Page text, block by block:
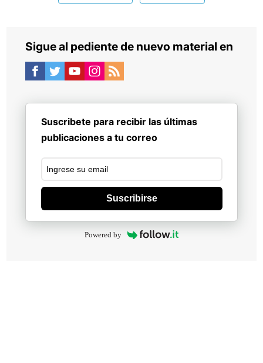
Sigue al pediente de nuevo material en
Suscribete para recibir las últimas
publicaciones a tu correo
Suscribirse
Powered by